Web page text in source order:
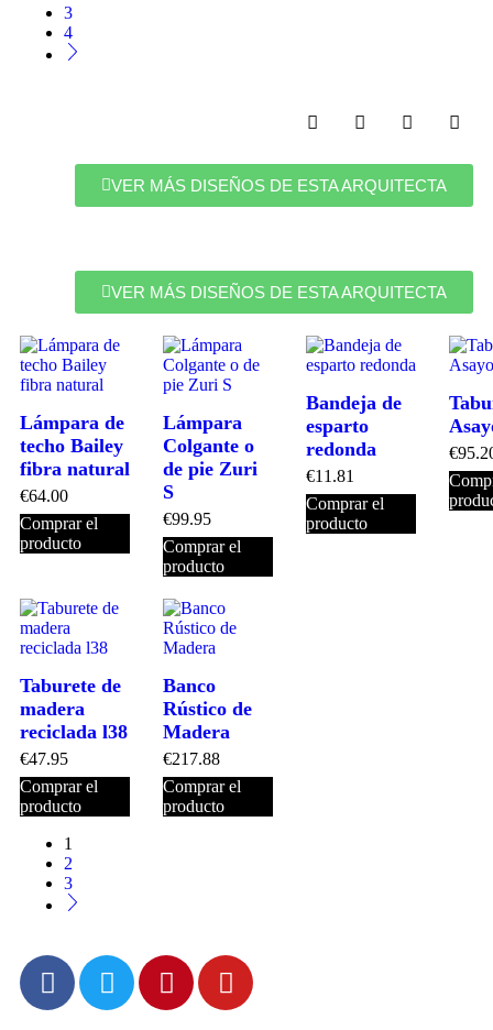
3
4
VER MÁS DISEÑOS DE ESTA ARQUITECTA
VER MÁS DISEÑOS DE ESTA ARQUITECTA
Lámpara de
techo Bailey
fibra natural
€64.00
Comprar el
producto
Lámpara
Colgante o
de pie Zuri
S
€99.95
Comprar el
producto
Bandeja de
esparto
redonda
€11.81
Comprar el
producto
€
Taburete de
madera
reciclada l38
€47.95
Comprar el
producto
Banco
Rústico de
Madera
€217.88
Comprar el
producto
1
2
3